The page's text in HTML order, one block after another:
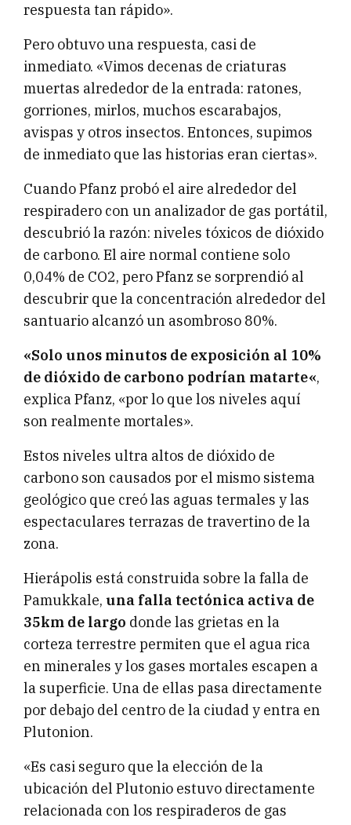
respuesta tan rápido».
Pero obtuvo una respuesta, casi de
inmediato. «Vimos decenas de criaturas
muertas alrededor de la entrada: ratones,
gorriones, mirlos, muchos escarabajos,
avispas y otros insectos. Entonces, supimos
de inmediato que las historias eran ciertas».
Cuando Pfanz probó el aire alrededor del
respiradero con un analizador de gas portátil,
descubrió la razón: niveles tóxicos de dióxido
de carbono. El aire normal contiene solo
0,04% de CO2, pero Pfanz se sorprendió al
descubrir que la concentración alrededor del
santuario alcanzó un asombroso 80%.
«Solo unos minutos de exposición al 10%
de dióxido de carbono podrían matarte«,
explica Pfanz, «por lo que los niveles aquí
son realmente mortales».
Estos niveles ultra altos de dióxido de
carbono son causados ​​por el mismo sistema
geológico que creó las aguas termales y las
espectaculares terrazas de travertino de la
zona.
Hierápolis está construida sobre la falla de
Pamukkale, una falla tectónica activa de
35km de largo donde las grietas en la
corteza terrestre permiten que el agua rica
en minerales y los gases mortales escapen a
la superficie. Una de ellas pasa directamente
por debajo del centro de la ciudad y entra en
Plutonion.
«Es casi seguro que la elección de la
ubicación del Plutonio estuvo directamente
relacionada con los respiraderos de gas